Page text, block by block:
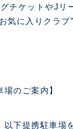
チケットやJリ
気に入りクラ
場のご案内】
以下提携駐車場